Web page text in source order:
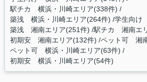
駅チカ 横浜・川崎エリア(338件)
築浅 横浜・川崎エリア(264件) 学生向け
築浅 湘南エリア(251件) 駅チカ 湘南エ
初期安 湘南エリア(132件) ペット可 湘
ペット可 横浜・川崎エリア(63件)
初期安 横浜・川崎エリア(54件)